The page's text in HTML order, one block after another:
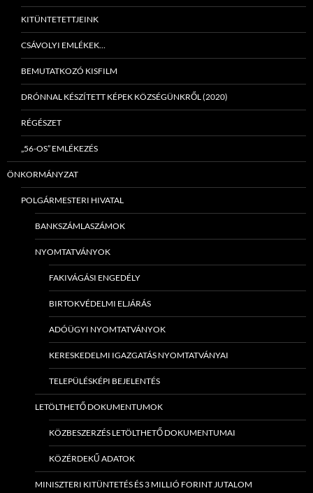
KITÜNTETETTJEINK
CSÁVOLYI EMLÉKEK…
BEMUTATKOZÓ KISFILM
DRÓNNAL KÉSZÍTETT KÉPEK KÖZSÉGÜNKRŐL (2020)
RÉGÉSZET
„56-OS” EMLÉKEZÉS
ÖNKORMÁNYZAT
POLGÁRMESTERI HIVATAL
BANKSZÁMLASZÁMOK
NYOMTATVÁNYOK
FAKIVÁGÁSI ENGEDÉLY
BIRTOKVÉDELMI ELJÁRÁS
ADÓÜGYI NYOMTATVÁNYOK
KERESKEDELMI IGAZGATÁS NYOMTATVÁNYAI
TELEPÜLÉSKÉPI BEJELENTÉS
LETÖLTHETŐ DOKUMENTUMOK
KÖZBESZERZÉS LETÖLTHETŐ DOKUMENTUMAI
KÖZÉRDEKŰ ADATOK
MINISZTERI KITÜNTETÉS ÉS 3 MILLIÓ FORINT JUTALOM